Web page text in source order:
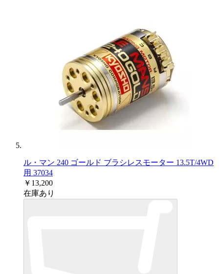
ル・マン 240 ゴールド ブラシレスモーター 13.5T/4WD
用 37034
￥13,200
在庫あり